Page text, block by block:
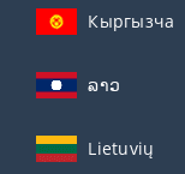
Кыргызча
ລາວ
Lietuvių